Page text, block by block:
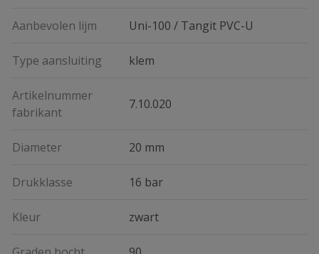
Aanbevolen lijm Uni-100 / Tangit PVC-U
Type aansluiting klem
Artikelnummer
fabrikant
7.10.020
Diameter 20 mm
Drukklasse 16 bar
Kleur zwart